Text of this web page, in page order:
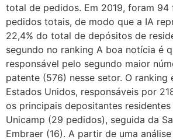
total de pedidos. Em 2019, foram 94
pedidos totais, de modo que a IA
22,4% do total de depósitos de
segundo no ranking A boa notícia é
responsável pelo segundo maior
patente (576) nesse setor. O ranking
Estados Unidos, responsáveis por
os principais depositantes
Unicamp (29 pedidos), seguida da
Embraer (16). A partir de uma